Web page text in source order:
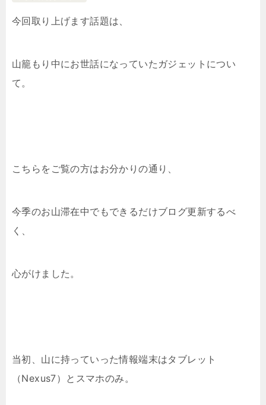
今回取り上げます話題は、
山籠もり中にお世話になっていたガジェットについ
て。
こちらをご覧の方はお分かりの通り、
今季のお山滞在中でもできるだけブログ更新するべ
く、
心がけました。
当初、山に持っていった情報端末はタブレット
（Nexus7）とスマホのみ。